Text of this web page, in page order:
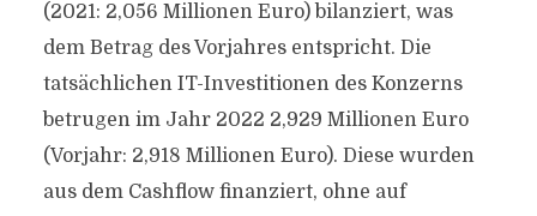
(2021: 2,056 Millionen Euro) bilanziert, was
dem Betrag des Vorjahres entspricht. Die
tatsächlichen IT-Investitionen des Konzerns
betrugen im Jahr 2022 2,929 Millionen Euro
(Vorjahr: 2,918 Millionen Euro). Diese wurden
aus dem Cashflow finanziert, ohne auf